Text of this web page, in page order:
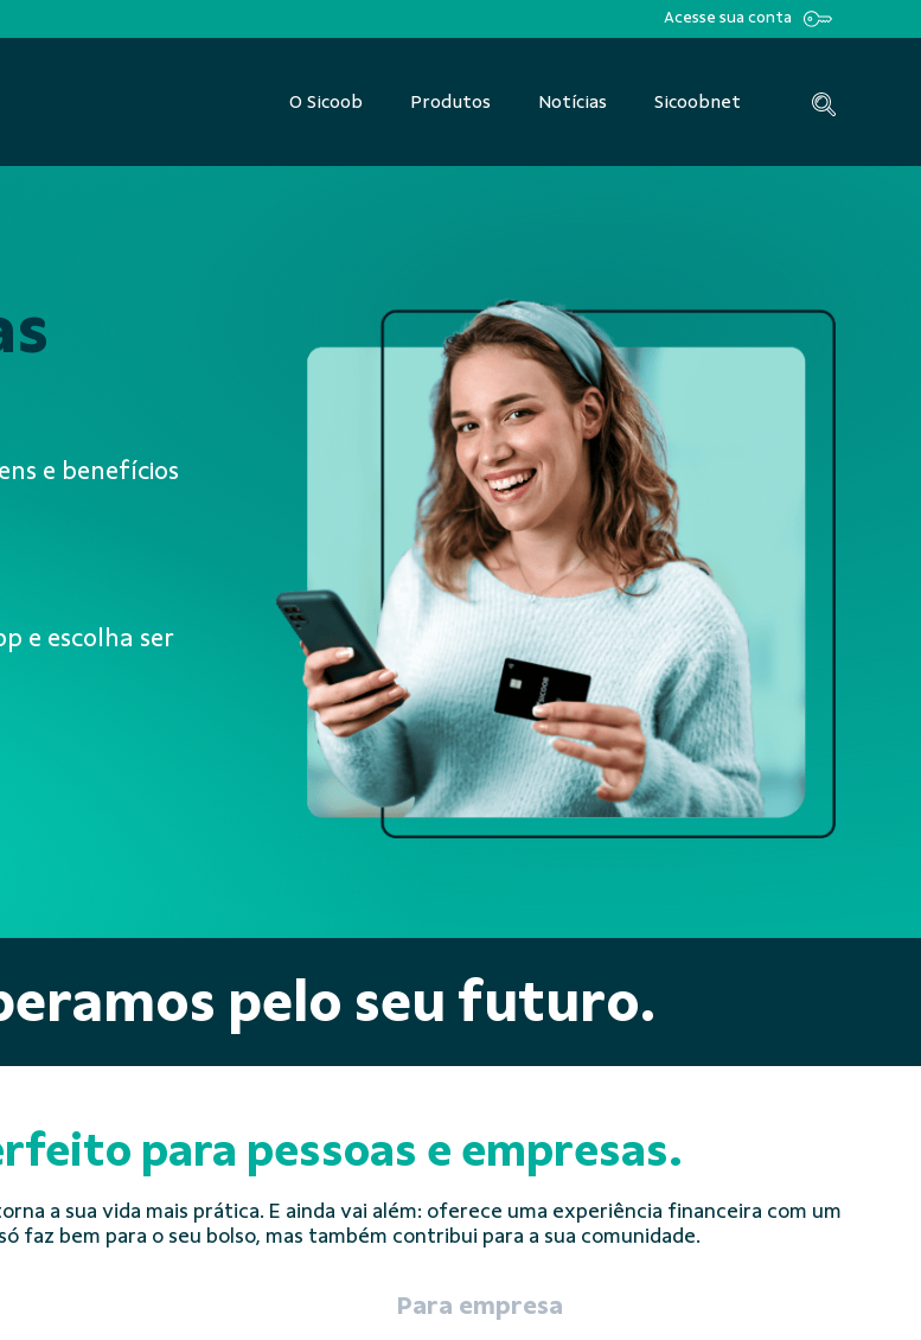
Acesse sua conta
O Sicoob Produtos Notícias Sicoobnet
e benefícios
e escolha ser
pelo seu futuro.
para pessoas e empresas.
a sua vida mais prática. E ainda vai além: oferece uma experiência financeira com um
faz bem para o seu bolso, mas também contribui para a sua comunidade.
Para empresa